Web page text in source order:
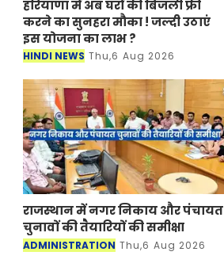
हरियाणा में अब घरों की बिजली फ्री
करने का सुनहरा मौका ! जल्दी उठाएं
इस योजना का लाभ ?
HINDI NEWS Thu,6 Aug 2026
राजस्थान में नगर निकाय और पंचायत
चुनावों की तैयारियों की समीक्षा
ADMINISTRATION Thu,6 Aug 2026